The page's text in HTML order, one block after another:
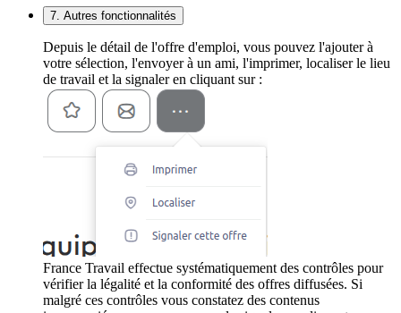
7. Autres fonctionnalités
Depuis le détail de l'offre d'emploi, vous pouvez l'ajouter à
votre sélection, l'envoyer à un ami, l'imprimer, localiser le lieu
de travail et la signaler en cliquant sur :
France Travail effectue systématiquement des contrôles pour
vérifier la légalité et la conformité des offres diffusées. Si
malgré ces contrôles vous constatez des contenus